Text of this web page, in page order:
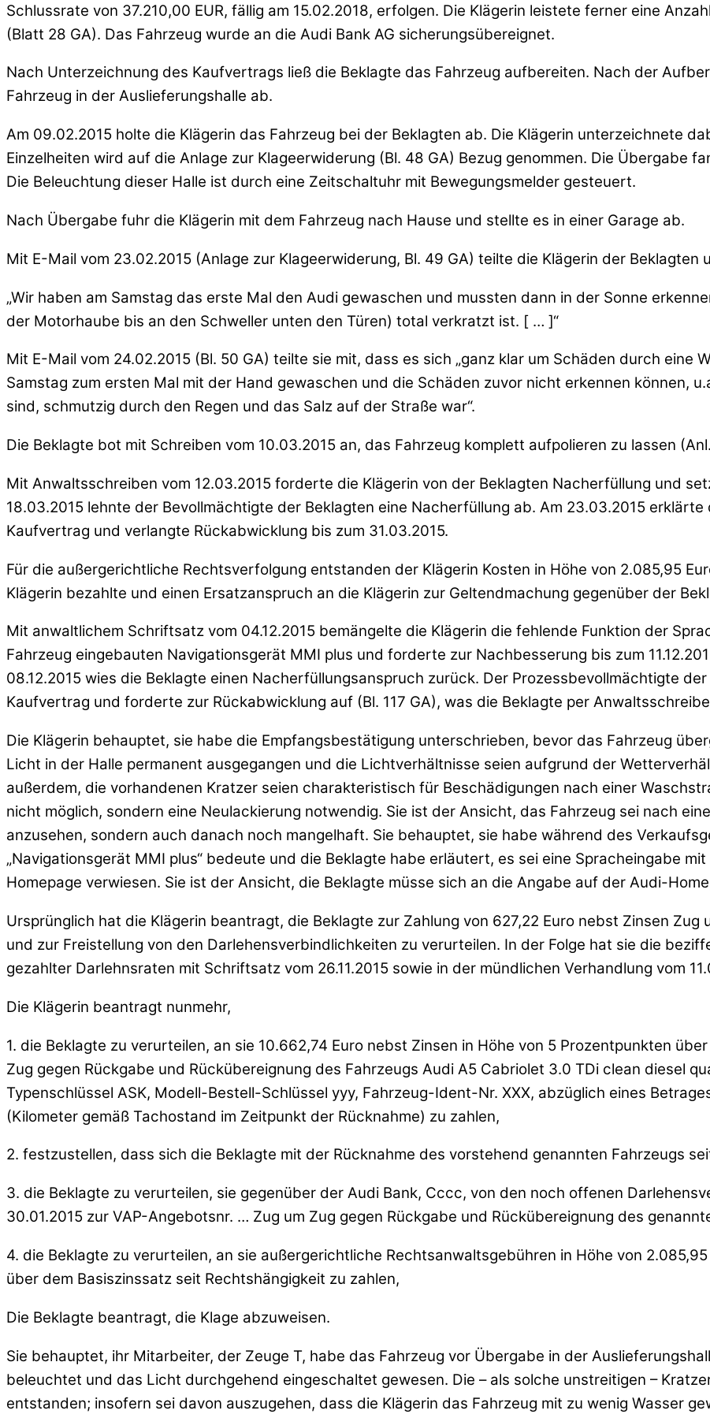
Schlussrate von 37.210,00 EUR, fällig am 15.02.2018, erfolgen. Die Klägerin leistete ferner eine
(Blatt 28 GA). Das Fahrzeug wurde an die Audi Bank AG sicherungsübereignet.
Nach Unterzeichnung des Kaufvertrags ließ die Beklagte das Fahrzeug aufbereiten. Nach der
Fahrzeug in der Auslieferungshalle ab.
Am 09.02.2015 holte die Klägerin das Fahrzeug bei der Beklagten ab. Die Klägerin unterzeichnete
Einzelheiten wird auf die Anlage zur Klageerwiderung (Bl. 48 GA) Bezug genommen. Die Übergabe
Die Beleuchtung dieser Halle ist durch eine Zeitschaltuhr mit Bewegungsmelder gesteuert.
Nach Übergabe fuhr die Klägerin mit dem Fahrzeug nach Hause und stellte es in einer Garage ab.
Mit E-Mail vom 23.02.2015 (Anlage zur Klageerwiderung, Bl. 49 GA) teilte die Klägerin der Beklagten
„Wir haben am Samstag das erste Mal den Audi gewaschen und mussten dann in der Sonne
der Motorhaube bis an den Schweller unten den Türen) total verkratzt ist. [ … ]“
Mit E-Mail vom 24.02.2015 (Bl. 50 GA) teilte sie mit, dass es sich „ganz klar um Schäden durch eine
Samstag zum ersten Mal mit der Hand gewaschen und die Schäden zuvor nicht erkennen können,
sind, schmutzig durch den Regen und das Salz auf der Straße war“.
Die Beklagte bot mit Schreiben vom 10.03.2015 an, das Fahrzeug komplett aufpolieren zu lassen
Mit Anwaltsschreiben vom 12.03.2015 forderte die Klägerin von der Beklagten Nacherfüllung und
18.03.2015 lehnte der Bevollmächtigte der Beklagten eine Nacherfüllung ab. Am 23.03.2015
Kaufvertrag und verlangte Rückabwicklung bis zum 31.03.2015.
Für die außergerichtliche Rechtsverfolgung entstanden der Klägerin Kosten in Höhe von 2.085,95
Klägerin bezahlte und einen Ersatzanspruch an die Klägerin zur Geltendmachung gegenüber der
Mit anwaltlichem Schriftsatz vom 04.12.2015 bemängelte die Klägerin die fehlende Funktion der
Fahrzeug eingebauten Navigationsgerät MMI plus und forderte zur Nachbesserung bis zum
08.12.2015 wies die Beklagte einen Nacherfüllungsanspruch zurück. Der Prozessbevollmächtigte
Kaufvertrag und forderte zur Rückabwicklung auf (Bl. 117 GA), was die Beklagte per
Die Klägerin behauptet, sie habe die Empfangsbestätigung unterschrieben, bevor das Fahrzeug
Licht in der Halle permanent ausgegangen und die Lichtverhältnisse seien aufgrund der
außerdem, die vorhandenen Kratzer seien charakteristisch für Beschädigungen nach einer
nicht möglich, sondern eine Neulackierung notwendig. Sie ist der Ansicht, das Fahrzeug sei nach
anzusehen, sondern auch danach noch mangelhaft. Sie behauptet, sie habe während des
„Navigationsgerät MMI plus“ bedeute und die Beklagte habe erläutert, es sei eine Spracheingabe
Homepage verwiesen. Sie ist der Ansicht, die Beklagte müsse sich an die Angabe auf der Audi-
Ursprünglich hat die Klägerin beantragt, die Beklagte zur Zahlung von 627,22 Euro nebst Zinsen Zug
und zur Freistellung von den Darlehensverbindlichkeiten zu verurteilen. In der Folge hat sie die
gezahlter Darlehnsraten mit Schriftsatz vom 26.11.2015 sowie in der mündlichen Verhandlung vom
Die Klägerin beantragt nunmehr,
1. die Beklagte zu verurteilen, an sie 10.662,74 Euro nebst Zinsen in Höhe von 5 Prozentpunkten
Zug gegen Rückgabe und Rückübereignung des Fahrzeugs Audi A5 Cabriolet 3.0 TDi clean diesel
Typenschlüssel ASK, Modell-Bestell-Schlüssel yyy, Fahrzeug-Ident-Nr. XXX, abzüglich eines
(Kilometer gemäß Tachostand im Zeitpunkt der Rücknahme) zu zahlen,
2. festzustellen, dass sich die Beklagte mit der Rücknahme des vorstehend genannten Fahrzeugs
3. die Beklagte zu verurteilen, sie gegenüber der Audi Bank, Cccc, von den noch offenen
30.01.2015 zur VAP-Angebotsnr. … Zug um Zug gegen Rückgabe und Rückübereignung des
4. die Beklagte zu verurteilen, an sie außergerichtliche Rechtsanwaltsgebühren in Höhe von
über dem Basiszinssatz seit Rechtshängigkeit zu zahlen,
Die Beklagte beantragt, die Klage abzuweisen.
Sie behauptet, ihr Mitarbeiter, der Zeuge T, habe das Fahrzeug vor Übergabe in der
beleuchtet und das Licht durchgehend eingeschaltet gewesen. Die – als solche unstreitigen –
entstanden; insofern sei davon auszugehen, dass die Klägerin das Fahrzeug mit zu wenig Wasser